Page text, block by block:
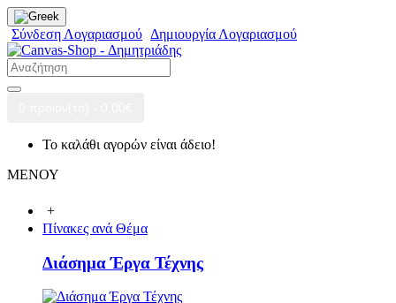
Σύνδεση Λογαριασμού Δημιουργία Λογαριασμού
Το καλάθι αγορών είναι άδειο!
ΜΕΝΟΥ
+
Πίνακες ανά Θέμα
Διάσημα Έργα Τέχνης